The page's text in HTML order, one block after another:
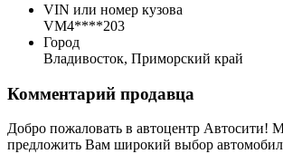
VIN или номер кузова
VM4****203
Город
Владивосток, Приморский край
Комментарий продавца
Добро пожаловать в автоцентр Автосити!
предложить Вам широкий выбор